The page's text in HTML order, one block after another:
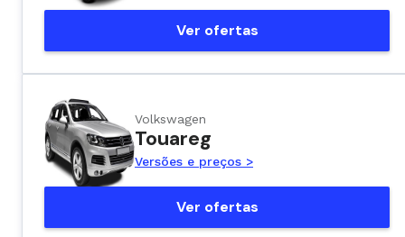
Ver ofertas
Volkswagen
Touareg
Versões e preços >
Ver ofertas